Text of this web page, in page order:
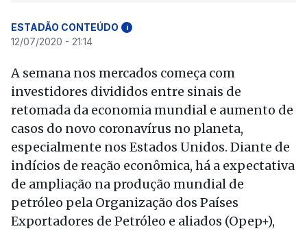
ESTADÃO CONTEÚDO i
12/07/2020 - 21:14
A semana nos mercados começa com
investidores divididos entre sinais de
retomada da economia mundial e aumento de
casos do novo coronavírus no planeta,
especialmente nos Estados Unidos. Diante de
indícios de reação econômica, há a expectativa
de ampliação na produção mundial de
petróleo pela Organização dos Países
Exportadores de Petróleo e aliados (Opep+),